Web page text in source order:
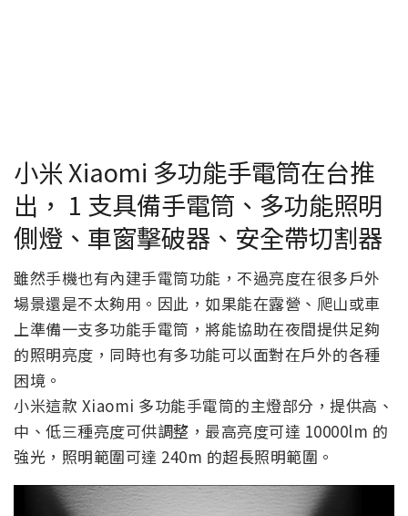
小米 Xiaomi 多功能手電筒在台推
出， 1 支具備手電筒、多功能照明
側燈、車窗擊破器、安全帶切割器
雖然手機也有內建手電筒功能，不過亮度在很多戶外
場景還是不太夠用。因此，如果能在露營、爬山或車
上準備一支多功能手電筒，將能協助在夜間提供足夠
的照明亮度，同時也有多功能可以面對在戶外的各種
困境。
小米這款 Xiaomi 多功能手電筒的主燈部分，提供高、
中、低三種亮度可供調整，最高亮度可達 10000lm 的
強光，照明範圍可達 240m 的超長照明範圍。